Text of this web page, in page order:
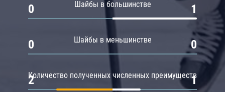
Шайбы в большинстве
0 1
Шайбы в меньшинстве
0 0
Количество полученных численных преимуществ
2 1